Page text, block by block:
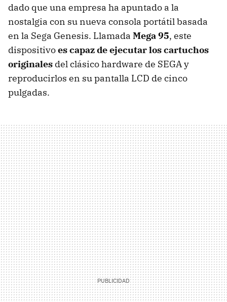
dado que una empresa ha apuntado a la
nostalgia con su nueva consola portátil basada
en la Sega Genesis. Llamada Mega 95, este
dispositivoes capaz de ejecutar los cartuchos
originales del clásico hardware de SEGA y
reproducirlos en su pantalla LCD de cinco
pulgadas.